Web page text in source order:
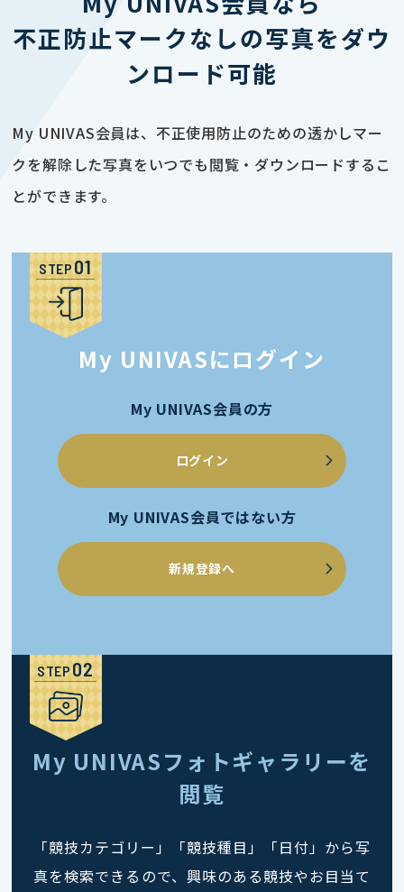
不正防止マークなしの写真をダウ
ンロード可能
My UNIVAS会員は、不正使用防止のための透かしマー
クを解除した写真をいつでも閲覧・ダウンロードするこ
とができます。
STEP
My UNIVASにログイン
My UNIVAS会員の方
ログイン
My UNIVAS会員ではない方
新規登録へ
STEP
My UNIVASフォトギャラリーを
閲覧
「競技カテゴリー」「競技種目」「日付」から写
真を検索できるので、興味のある競技やお目当て